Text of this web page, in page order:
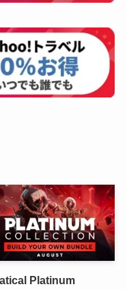
Platinum